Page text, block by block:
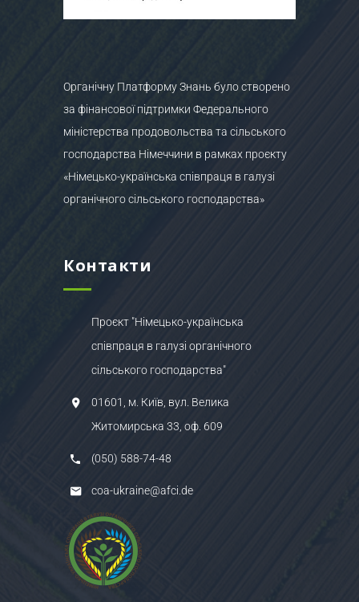
Органічну Платформу Знань було створено
за фінансової підтримки Федерального
міністерства продовольства та сільського
господарства Німеччини в рамках проєкту
«Німецько-українська співпраця в галузі
органічного сільського господарства»
Контакти
Проєкт "Німецько-українська
співпраця в галузі органічного
сільського господарства"
01601, м. Київ, вул. Велика
Житомирська 33, оф. 609
(050) 588-74-48
coa-ukraine@afci.de